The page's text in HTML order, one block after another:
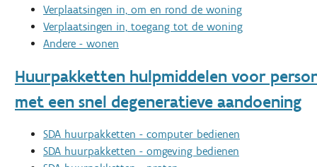
Verplaatsingen in, om en rond de woning
Verplaatsingen in, toegang tot de woning
Andere - wonen
Huurpakketten hulpmiddelen voor
met een snel degeneratieve aandoening
SDA huurpakketten - computer bedienen
SDA huurpakketten - omgeving bedienen